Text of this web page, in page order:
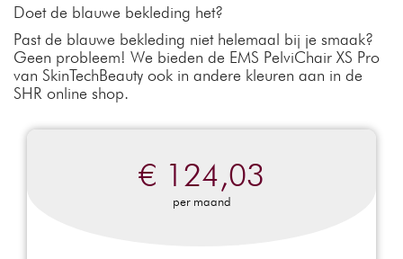
Doet de blauwe bekleding het?
Past de blauwe bekleding niet helemaal bij je smaak?
Geen probleem! We bieden de EMS PelviChair XS Pro
van SkinTechBeauty ook in andere kleuren aan in de
SHR online shop.
€ 124,03
per maand